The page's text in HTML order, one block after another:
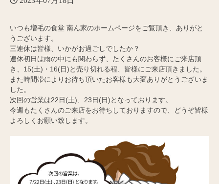
いつも増毛の食堂 南ん家のホームページをご覧頂き、ありがと
うございます。
三連休は皆様、いかがお過ごしでしたか？
連休初日は雨の中にも関わらず、たくさんのお客様にご来店頂
き、15(土)・16(日)と売り切れる程、皆様にご来店頂きました。
また時間帯によりお待ち頂いたお客様も大変ありがとうございま
した。
次回の営業は22日(土)、23日(日)となっております。
今週もたくさんのご来店をお待ちしておりますので、どうぞ皆様
よろしくお願い致します。